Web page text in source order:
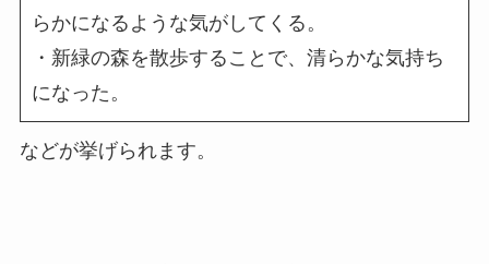
らかになるような気がしてくる。
・新緑の森を散歩することで、清らかな気持ち
になった。
などが挙げられます。